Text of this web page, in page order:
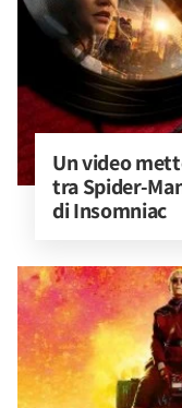
Un video
tra Spider-
di Insomniac